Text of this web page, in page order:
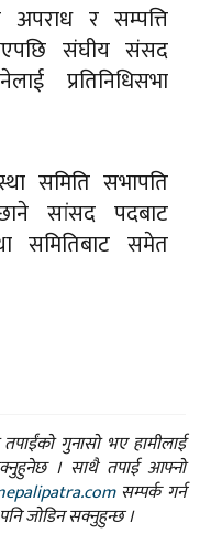
र सम्पत्ति
संघीय संसद
प्रतिनिधिसभा
समिति सभापति
सांसद पदबाट
समितिबाट समेत
गुनासो भए हामीलाई
। साथै तपाई आफ्नो
सम्पर्क गर्न
जोडिन सक्नुहुन्छ ।